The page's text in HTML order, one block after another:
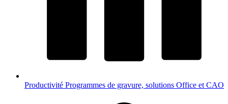
Productivité Programmes de gravure, solutions Office et CAO